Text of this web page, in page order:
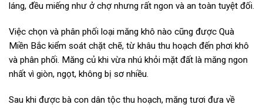
láng, đều miếng như ở chợ nhưng rất ngon và an toàn tuyệt đối.
Việc chọn và phân phối loại măng khô nào cũng được Quà
Miền Bắc kiểm soát chặt chẽ, từ khâu thu hoạch đến phơi khô
và phân phối. Măng củ khi vừa nhú khỏi mặt đất là măng ngon
nhất vì giòn, ngọt, không bị sơ nhiều.
Sau khi được bà con dân tộc thu hoạch, măng tươi đưa về